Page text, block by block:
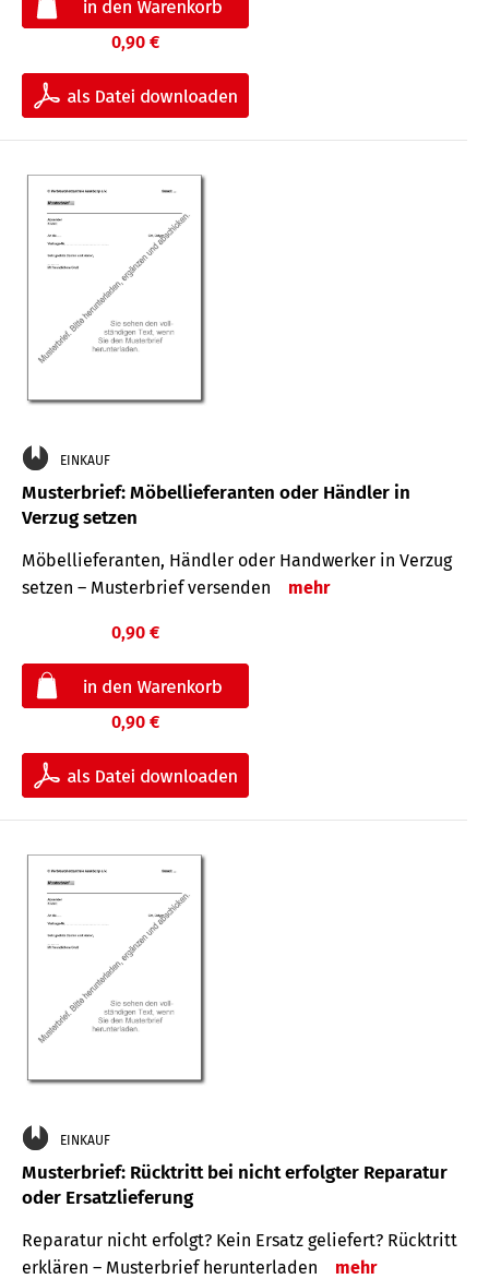
0,90 €
EINKAUF
Musterbrief: Möbellieferanten oder Händler in
Verzug setzen
Möbellieferanten, Händler oder Handwerker in Verzug
setzen – Musterbrief versenden
mehr
0,90 €
0,90 €
EINKAUF
Musterbrief: Rücktritt bei nicht erfolgter Reparatur
oder Ersatzlieferung
Reparatur nicht erfolgt? Kein Ersatz geliefert? Rücktritt
erklären – Musterbrief herunterladen
mehr